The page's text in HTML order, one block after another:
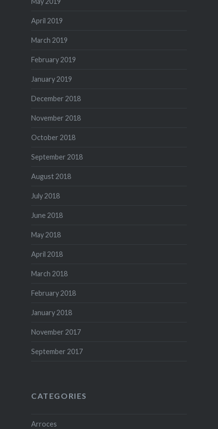
April 2019
March 2019
February 2019
January 2019
December 2018
November 2018
October 2018
September 2018
August 2018
July 2018
June 2018
May 2018
April 2018
March 2018
February 2018
January 2018
November 2017
September 2017
CATEGORIES
Arroces